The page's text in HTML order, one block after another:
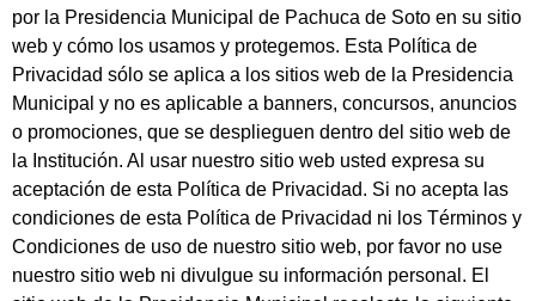
por la Presidencia Municipal de Pachuca de Soto en su sitio
web y cómo los usamos y protegemos. Esta Política de
Privacidad sólo se aplica a los sitios web de la Presidencia
Municipal y no es aplicable a banners, concursos, anuncios
o promociones, que se desplieguen dentro del sitio web de
la Institución. Al usar nuestro sitio web usted expresa su
aceptación de esta Política de Privacidad. Si no acepta las
condiciones de esta Política de Privacidad ni los Términos y
Condiciones de uso de nuestro sitio web, por favor no use
nuestro sitio web ni divulgue su información personal. El